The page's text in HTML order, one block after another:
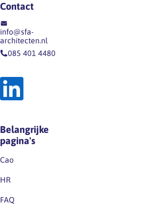
Contact
info@sfa-
architecten.nl
085 401 4480
Belangrijke
pagina's
Cao
HR
FAQ